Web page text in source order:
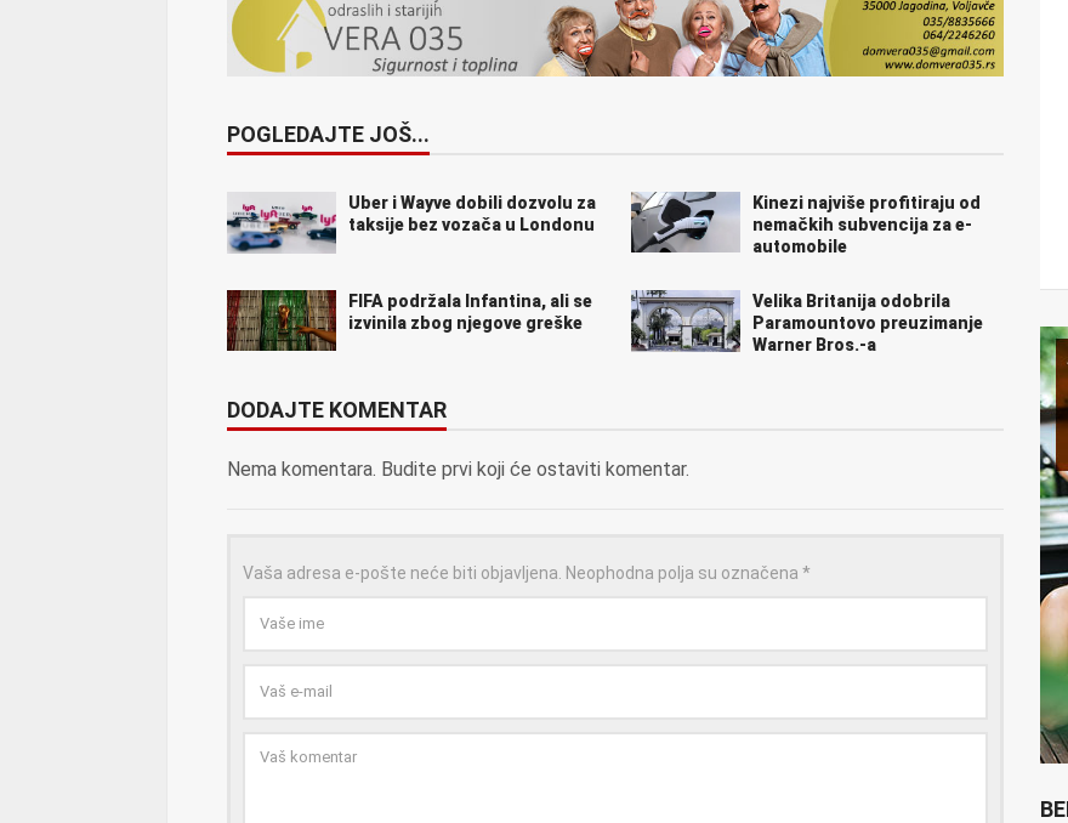
POGLEDAJTE JOŠ...
Uber i Wayve dobili dozvolu za
taksije bez vozača u Londonu
Kinezi najviše profitiraju od
nemačkih subvencija za e-
automobile
FIFA podržala Infantina, ali se
izvinila zbog njegove greške
Velika Britanija odobrila
Paramountovo preuzimanje
Warner Bros.-a
DODAJTE KOMENTAR
Nema komentara. Budite prvi koji će ostaviti komentar.
Vaša adresa e-pošte neće biti objavljena. Neophodna polja su označena *